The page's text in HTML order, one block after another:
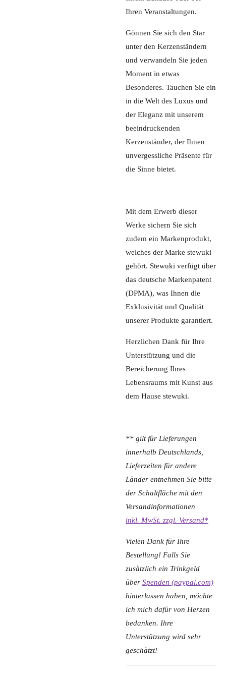
Ihren Veranstaltungen.
Gönnen Sie sich den Star
unter den Kerzenständern
und verwandeln Sie jeden
Moment in etwas
Besonderes. Tauchen Sie ein
in die Welt des Luxus und
der Eleganz mit unserem
beeindruckenden
Kerzenständer, der Ihnen
unvergessliche Präsente für
die Sinne bietet.
Mit dem Erwerb dieser
Werke sichern Sie sich
zudem ein Markenprodukt,
welches der Marke stewuki
gehört. Stewuki verfügt über
das deutsche Markenpatent
(DPMA), was Ihnen die
Exklusivität und Qualität
unserer Produkte garantiert.
Herzlichen Dank für Ihre
Unterstützung und die
Bereicherung Ihres
Lebensraums mit Kunst aus
dem Hause stewuki.
** gilt für Lieferungen
innerhalb Deutschlands,
Lieferzeiten für andere
Länder entnehmen Sie bitte
der Schaltfläche mit den
Versandinformationen
inkl. MwSt. zzgl. Versand*
Vielen Dank für Ihre
Bestellung! Falls Sie
zusätzlich ein Trinkgeld
über Spenden (paypal.com)
hinterlassen haben, möchte
ich mich dafür von Herzen
bedanken. Ihre
Unterstützung wird sehr
geschätzt!